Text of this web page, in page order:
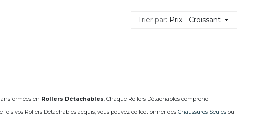
Trier par: Prix - Croissant
en Rollers Détachables. Chaque Rollers Détachables comprend
fois vos Rollers Détachables acquis, vous pouvez collectionner des Chaussures Seulesou